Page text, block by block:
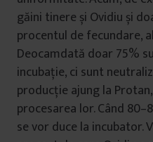
găini tinere și Ovidiu și
procentul de fecundare,
Deocamdată doar 75%
incubație, ci sunt
producție ajung la
procesarea lor. Când
se vor duce la incubator.